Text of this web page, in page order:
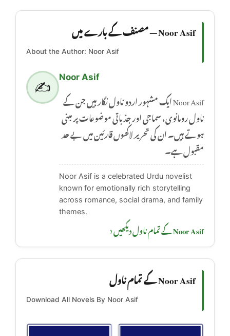
Noor Asif — مصنف کے بارے میں
About the Author: Noor Asif
✍️
Noor Asif
Noor Asif ایک مشہور اردو ناول نگار ہیں جن کے
ناول رومانوی، سماجی اور جذباتی موضوعات پر مبنی
ہوتے ہیں۔ ان کی تحریر لاکھوں قارئین میں بے حد
مقبول ہے۔
Noor Asif is a celebrated Urdu novelist
known for emotionally rich storytelling
across romance, social drama, and family
themes.
Noor Asif کے تمام ناول دیکھیں ‹
Noor Asif کے تمام ناول
Download All Novels By Noor Asif